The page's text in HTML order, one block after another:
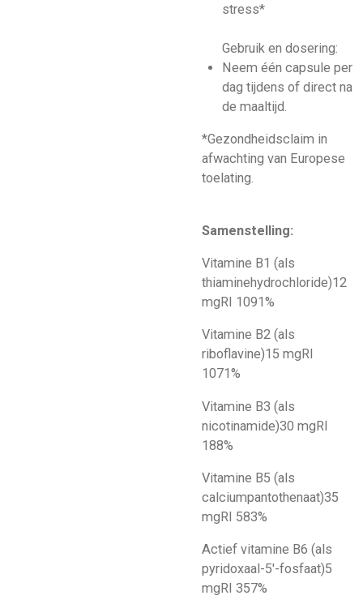
stress*
Gebruik en dosering:
Neem één capsule per
dag tijdens of direct na
de maaltijd.
*Gezondheidsclaim in
afwachting van Europese
toelating.
Samenstelling:
Vitamine B1 (als
thiaminehydrochloride)12
mgRI 1091%
Vitamine B2 (als
riboflavine)15 mg RI
1071%
Vitamine B3 (als
nicotinamide)30 mgRI
188%
Vitamine B5 (als
calciumpantothenaat)35
mgRI 583%
Actief vitamine B6 (als
pyridoxaal-5'-fosfaat)5
mg RI 357%